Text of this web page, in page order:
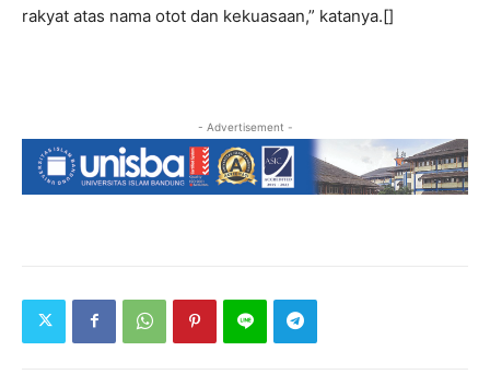
rakyat atas nama otot dan kekuasaan,” katanya.[]
- Advertisement -